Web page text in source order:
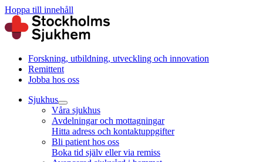
Hoppa till innehåll
Forskning, utbildning, utveckling och innovation
Remittent
Jobba hos oss
Sjukhus
Våra sjukhus
Avdelningar och mottagningar
Hitta adress och kontaktuppgifter
Bli patient hos oss
Boka tid själv eller via remiss